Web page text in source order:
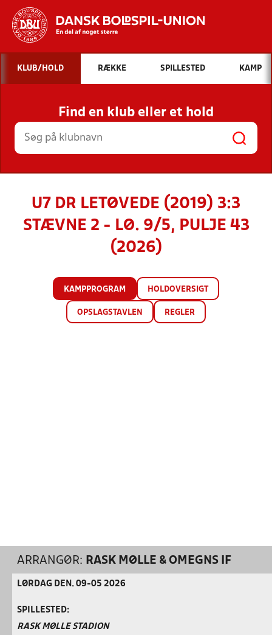
Hvad vil du søge efter?
INDHOLD OG NYHEDER
STILLINGER, RESULTATER, KLUBBER OG
HOLD
KLUB/HOLD RÆKKE SPILLESTED KAMP
Find en klub eller et hold
U7 DR LETØVEDE (2019) 3:3
STÆVNE 2 - LØ. 9/5, PULJE 43
(2026)
KAMPPROGRAM HOLDOVERSIGT
OPSLAGSTAVLEN REGLER
ARRANGØR: RASK MØLLE & OMEGNS IF
LØRDAG DEN. 09-05 2026
SPILLESTED:
RASK MØLLE STADION